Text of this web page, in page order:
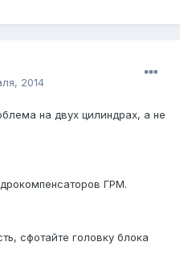
2014
на двух цилиндрах, а не
ГРМ.
сфотайте головку блока